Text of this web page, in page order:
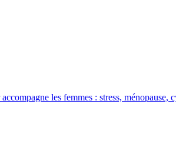
les femmes : stress, ménopause,